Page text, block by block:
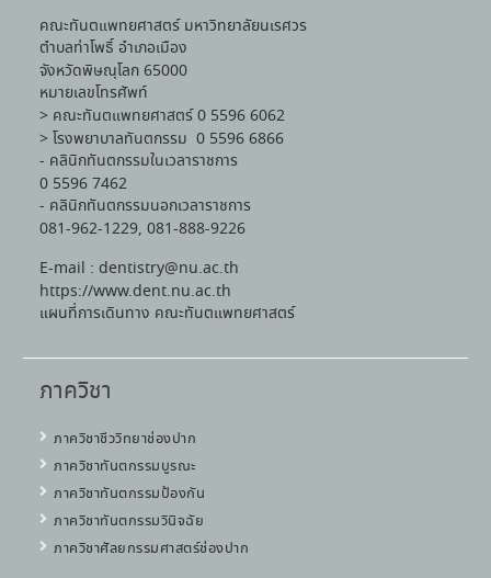
คณะทันตแพทยศาสตร์ มหาวิทยาลัยนเรศวร
ตำบลท่าโพธิ์ อำเภอเมือง
จังหวัดพิษณุโลก 65000
หมายเลขโทรศัพท์
> คณะทันตแพทยศาสตร์ 0 5596 6062
> โรงพยาบาลทันตกรรม 0 5596 6866
- คลินิกทันตกรรมในเวลาราชการ
0 5596 7462
- คลินิกทันตกรรมนอกเวลาราชการ
081-962-1229, 081-888-9226
E-mail : dentistry@nu.ac.th
https://www.dent.nu.ac.th
แผนที่การเดินทาง คณะทันตแพทยศาสตร์
ภาควิชา
ภาควิชาชีววิทยาช่องปาก
ภาควิชาทันตกรรมบูรณะ
ภาควิชาทันตกรรมป้องกัน
ภาควิชาทันตกรรมวินิจฉัย
ภาควิชาศัลยกรรมศาสตร์ช่องปาก